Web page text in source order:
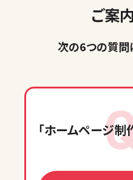
ご案
次の6つの質問
「ホームページ制